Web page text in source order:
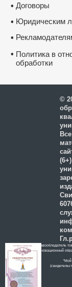
• Договоры
• Юридическим
•
• Политика в
обработки
©
Правообладатель
Инновационный
"Мой